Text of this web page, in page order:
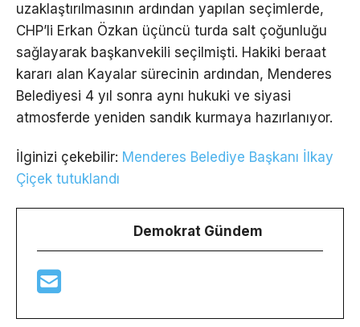
uzaklaştırılmasının ardından yapılan seçimlerde,
CHP’li Erkan Özkan üçüncü turda salt çoğunluğu
sağlayarak başkanvekili seçilmişti. Hakiki beraat
kararı alan Kayalar sürecinin ardından, Menderes
Belediyesi 4 yıl sonra aynı hukuki ve siyasi
atmosferde yeniden sandık kurmaya hazırlanıyor.
İlginizi çekebilir: Menderes Belediye Başkanı İlkay
Çiçek tutuklandı
Demokrat Gündem